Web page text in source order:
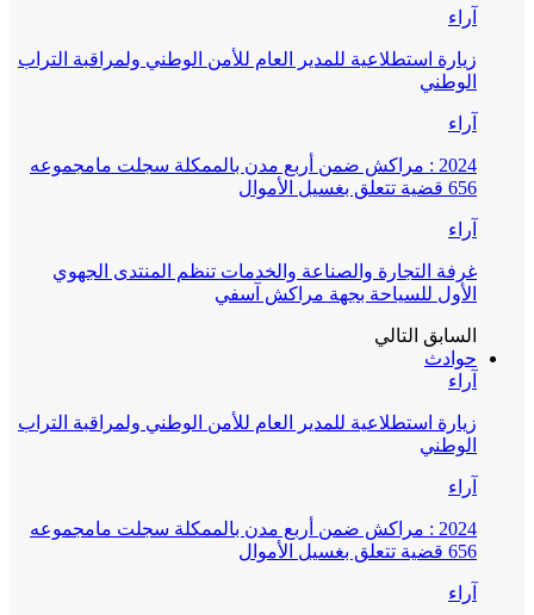
آراء
زيارة استطلاعية للمدير العام للأمن الوطني ولمراقبة التراب
الوطني
آراء
2024 : مراكش ضمن أربع مدن بالممكلة سجلت مامجموعه
656 قضية تتعلق بغسيل الأموال
آراء
غرفة التجارة والصناعة والخدمات تنظم المنتدى الجهوي
الأول للسياحة بجهة مراكش آسفي
السابق التالي
حوادث
آراء
زيارة استطلاعية للمدير العام للأمن الوطني ولمراقبة التراب
الوطني
آراء
2024 : مراكش ضمن أربع مدن بالممكلة سجلت مامجموعه
656 قضية تتعلق بغسيل الأموال
آراء